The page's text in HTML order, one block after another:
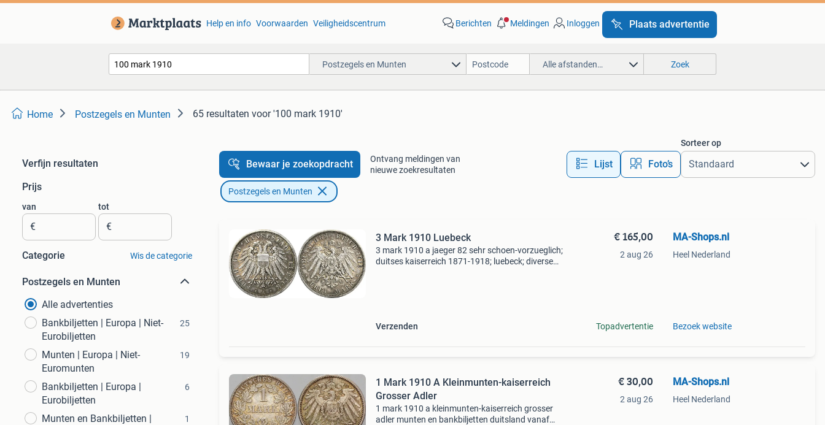
Help en info Voorwaarden Veiligheidscentrum Berichten Meldingen Inloggen Plaats advertentie
Postzegels en Munten Alle afstanden… Zoek
Home Postzegels en Munten 65 resultaten voor '100 mark 1910'
Verfijn resultaten
Prijs
van
€
tot
€
Categorie Wis de categorie
Postzegels en Munten
Alle advertenties
Bankbiljetten | Europa | Niet-
Eurobiljetten
25
Munten | Europa | Niet-
Euromunten
19
Bankbiljetten | Europa |
Eurobiljetten
6
Munten en Bankbiljetten |
1
Bewaar je zoekopdracht
Ontvang meldingen van
nieuwe zoekresultaten
Lijst Foto’s
Sorteer op
Postzegels en Munten
3 Mark 1910 Luebeck
3 mark 1910 a jaeger 82 sehr schoen-vorzueglich;
duitses kaiserreich 1871-1918; luebeck; diverse
Verzenden
€ 165,00
2 aug 26
Topadvertentie
MA-Shops.nl
Heel Nederland
Bezoek website
1 Mark 1910 A Kleinmunten-kaiserreich
Grosser Adler
1 mark 1910 a kleinmunten-kaiserreich grosser
adler munten en bankbiljetten duitsland vanaf
€ 30,00
2 aug 26
MA-Shops.nl
Heel Nederland